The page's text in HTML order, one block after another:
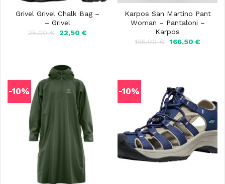
Grivel Grivel Chalk Bag –
– Grivel
25,00€
Il
22,50€Il
Karpos San Martino Pant
Woman – Pantaloni –
Karpos
185,00€
Il
166,50 €Il
-10% -10%